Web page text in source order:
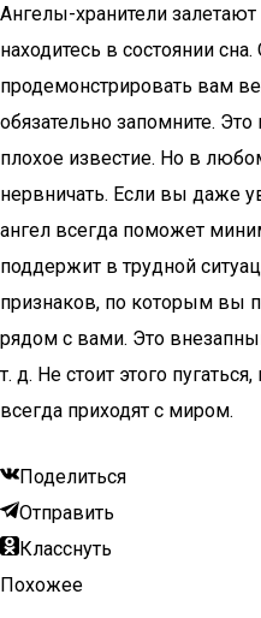
Ангелы-хранители
находитесь в состоянии
продемонстрировать вам
обязательно запомните.
плохое известие. Но в
нервничать. Если вы даже
ангел всегда поможет
поддержит в трудной
признаков, по которым вы
рядом с вами. Это
т. д. Не стоит этого
всегда приходят с миром.
Поделиться
Отправить
Класснуть
Похожее